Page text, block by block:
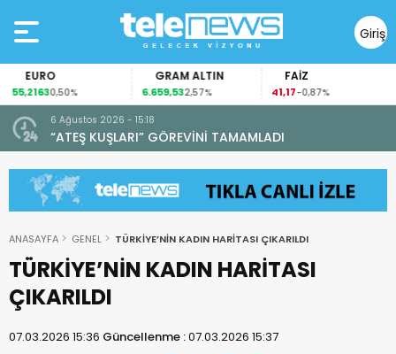
Giriş
Yap
EURO
55,21630,50%
GRAM ALTIN
6.659,532,57%
FAİZ
41,17-0,87%
6 Ağustos 2026 - 15:18
“ATEŞ KUŞLARI” GÖREVİNİ TAMAMLADI
ANASAYFA GENEL TÜRKİYE’NİN KADIN HARİTASI ÇIKARILDI
TÜRKİYE’NİN KADIN HARİTASI
ÇIKARILDI
07.03.2026 15:36 Güncellenme :07.03.2026 15:37